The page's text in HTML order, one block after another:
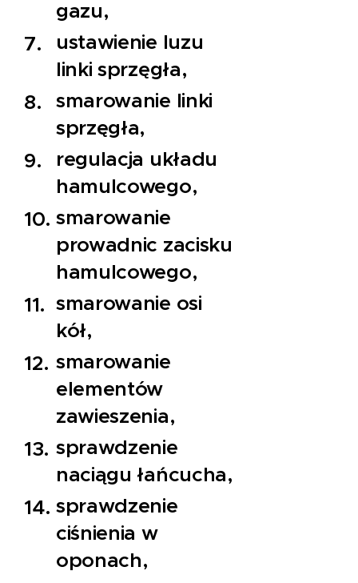
gazu,
ustawienie luzu
linki sprzęgła,
smarowanie linki
sprzęgła,
regulacja układu
hamulcowego,
smarowanie
prowadnic zacisku
hamulcowego,
smarowanie osi
kół,
smarowanie
elementów
zawieszenia,
sprawdzenie
naciągu łańcucha,
sprawdzenie
ciśnienia w
oponach,